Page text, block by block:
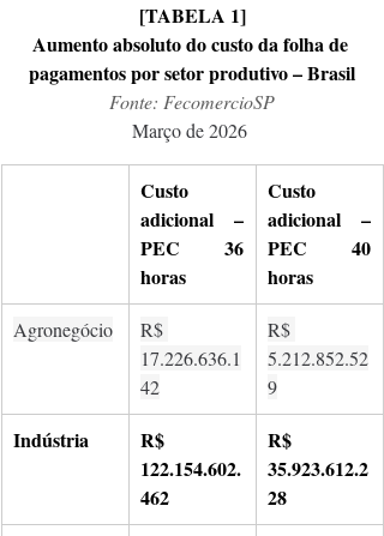
[TABELA 1]
Aumento absoluto do custo da folha de
pagamentos por setor produtivo – Brasil
Fonte: FecomercioSP
Março de 2026
Custo
adicional –
PEC 36
horas
Custo
adicional –
PEC 40
horas
Agronegócio
R$
17.226.636.1
42
R$
5.212.852.52
9
Indústria
R$
122.154.602.
462
R$
35.923.612.2
28